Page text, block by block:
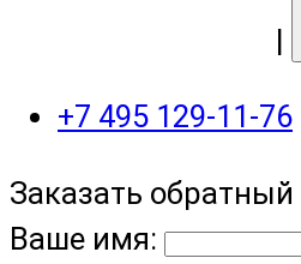
|
+7 495 129-11-76
Заказать обратный
Ваше имя: